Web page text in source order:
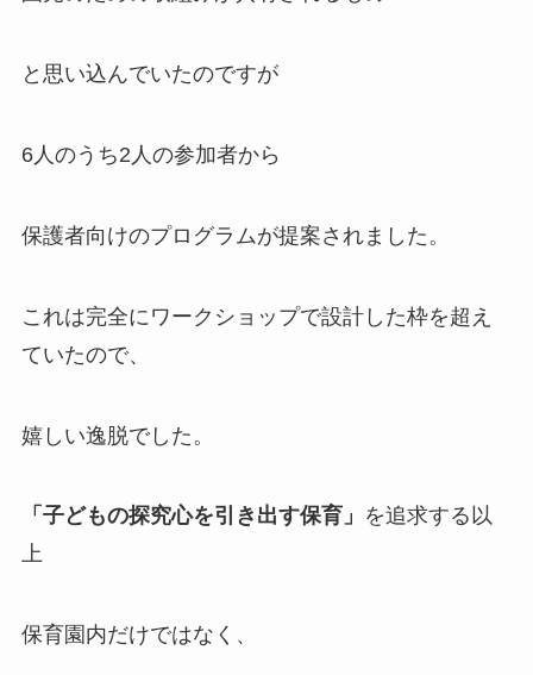
と思い込んでいたのですが
6人のうち2人の参加者から
保護者向けのプログラムが提案されました。
これは完全にワークショップで設計した枠を超え
ていたので、
嬉しい逸脱でした。
「子どもの探究心を引き出す保育」 を追求する以
上
保育園内だけではなく、